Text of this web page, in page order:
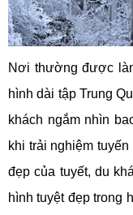
Nơi thường được
hình dài tập Trung
khách ngắm nhìn
khi trải nghiệm
đẹp của tuyết, du
hình tuyệt đẹp trong